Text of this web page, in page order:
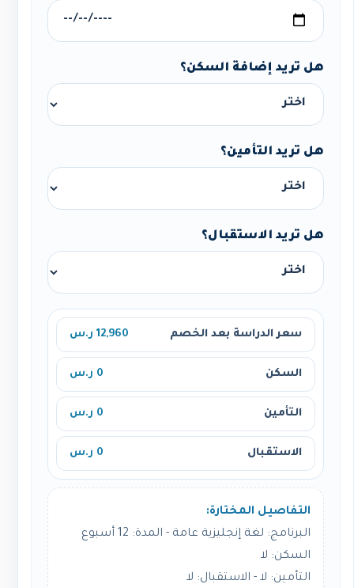
هل تريد إضافة السكن؟
هل تريد التأمين؟
هل تريد الاستقبال؟
سعر الدراسة بعد الخصم 12,960 ر.س
السكن 0 ر.س
التأمين 0 ر.س
الاستقبال 0 ر.س
التفاصيل المختارة:
البرنامج: لغة إنجليزية عامة - المدة: 12 أسبوع
السكن: لا
التأمين: لا - الاستقبال: لا